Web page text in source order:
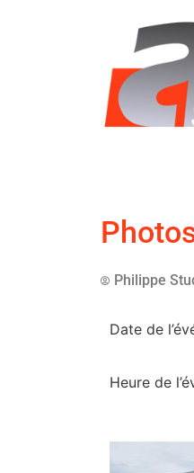
Philippe
Date de
Heure de